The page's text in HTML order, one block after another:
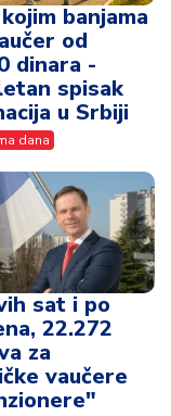
banjama
od
dinara -
spisak
u Srbiji
dana
sat i po
22.272
za
vaučere